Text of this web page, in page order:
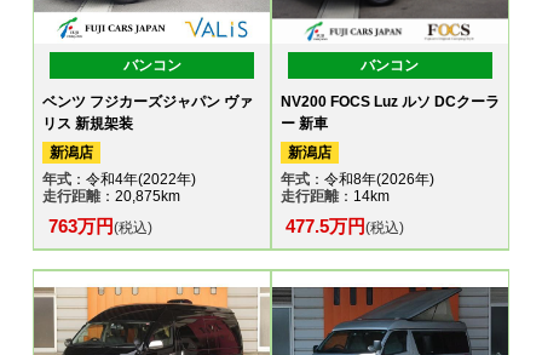
バンコン
ベンツ フジカーズジャパン ヴァ
リス 新規架装
新潟店
年式 ：令和4年(2022年)
走行距離：20,875km
763万円(税込)
バンコン
NV200 FOCS Luz ルソ DCクーラ
ー 新車
新潟店
年式：令和8年(2026年)
走行距離：14km
477.5万円(税込)